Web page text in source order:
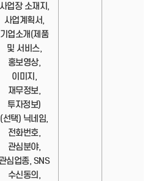
사업장 소재지,
사업계획서,
기업소개(제품
및 서비스,
홍보영상,
이미지,
재무정보,
투자정보)
(선택) 닉네임,
전화번호,
관심분야,
관심업종, SNS
수신동의,